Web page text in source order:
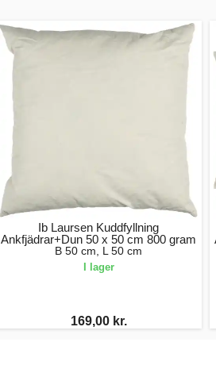
Ib Laursen Kuddfyllning
Ankfjädrar+Dun 50 x 50 cm 800 gram
B 50 cm, L 50 cm
I lager
169,00 kr.